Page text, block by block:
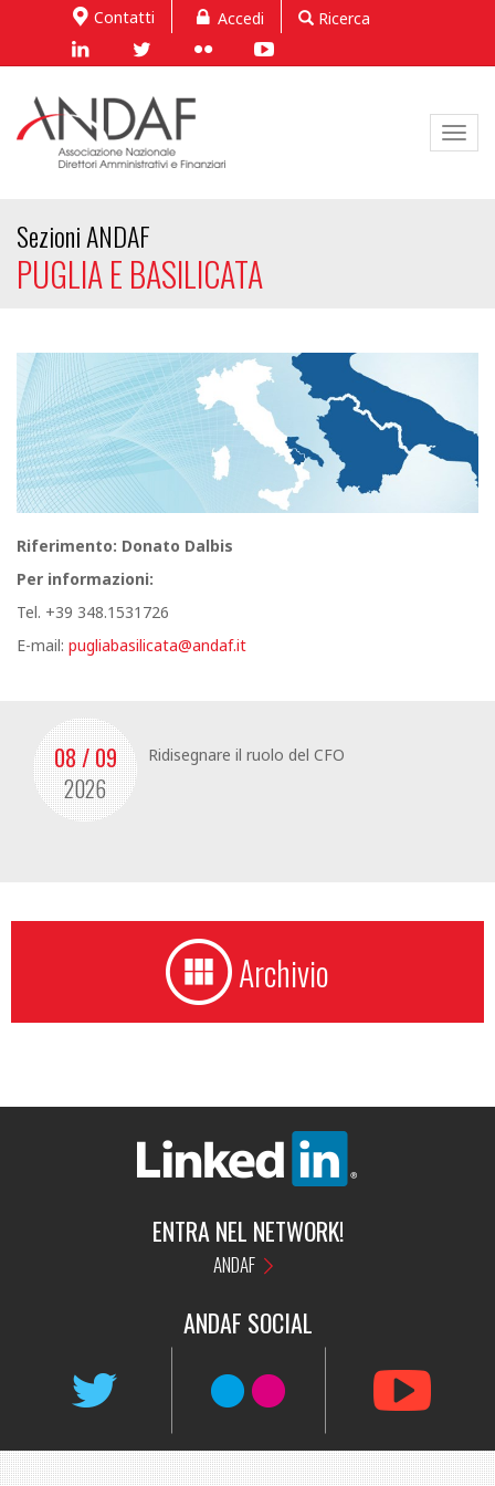
Contatti Accedi Ricerca
Sezioni ANDAF
PUGLIA E BASILICATA
Riferimento: Donato Dalbis
Per informazioni:
Tel. +39 348.1531726
E-mail: pugliabasilicata@andaf.it
08 / 09
2026
Ridisegnare il ruolo del CFO
Archivio
ENTRA NEL NETWORK!
ANDAF
ANDAF SOCIAL